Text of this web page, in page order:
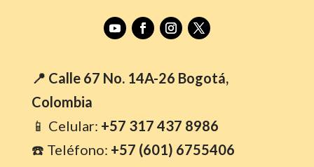
📍 Calle 67 No. 14A-26 Bogotá,
Colombia
📱 Celular: +57 317 437 8986
☎️ Teléfono: +57 (601) 6755406